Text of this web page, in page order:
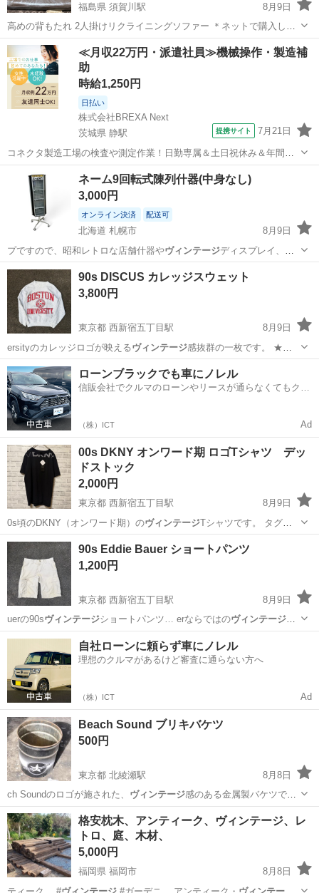
福島県 須賀川駅
8月9日
高めの背もたれ 2人掛けリクライニングソファー ＊ネットで購入した
ので画像添付してます ・ダークブラウン ・ポケットコイル ・幅121 ×
奥行 78~122 ・高さ 33.5~82 ・多少の傷あり ・脚は取り外し可能(...
福島 須賀川市 須賀川駅 ソファ
≪月収22万円・派遣社員≫機械操作・製造補
助
時給1,250円
日払い
株式会社BREXA Next
茨城県 静駅
提携サイト 7月21日
コネクタ製造工場の検査や測定作業！日勤専属＆土日祝休み＆年間休
日128日★クリーンルーム内作業★マイカー通勤OK＆無料駐車場あり
★就業先食堂利用可！日払い制度あり！《茨城県常陸大宮市》 人気の
工場のお仕事 ◇コネクタ製造工...
常陸大宮市 静駅 その他
ネーム9回転式陳列什器(中身なし)
3,000円
オンライン決済 配送可
北海道 札幌市
8月9日
プですので、昭和レトロな店舗什器やヴィンテージディスプレイ、店
舗インテリアとして…
北海道 札幌市
90s DISCUS カレッジスウェット
3,800円
東京都 西新宿五丁目駅
8月9日
ersityのカレッジロゴが映えるヴィンテージ感抜群の一枚です。 ★サ
イズ …
東京 渋谷区 西新宿五丁目駅 トレーナー
ローンブラックでも車にノレル
信販会社でクルマのローンやリースが通らなくてもクル
（株）ICT Ad
00s DKNY オンワード期 ロゴTシャツ デッ
ドストック
2,000円
東京都 西新宿五丁目駅
8月9日
0s頃のDKNY（オンワード期）のヴィンテージTシャツです。 タグ付
きのデッド…
東京 渋谷区 Tシャツ
90s Eddie Bauer ショートパンツ
1,200円
東京都 西新宿五丁目駅
8月9日
uerの90sヴィンテージショートパンツ… erならではのヴィンテージ感
を楽しめる一…
東京 渋谷区 西新宿五丁目駅 パンツ
自社ローンに頼らず車にノレル
理想のクルマがあるけど審査に通らない方へ
（株）ICT Ad
Beach Sound ブリキバケツ
500円
東京都 北綾瀬駅
8月8日
ch Soundのロゴが施された、 ヴィンテージ感のある金属製バケツで
す。 - …
東京 葛飾区 北綾瀬駅 家庭用品
格安枕木、アンティーク、ヴィンテージ、レ
トロ、庭、木材、
5,000円
福岡県 福岡市
8月8日